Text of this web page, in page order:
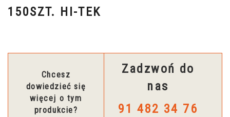
150SZT. HI-TEK
Chcesz
dowiedzieć się
więcej o tym
produkcie?
Zadzwoń do
nas
91 482 34 76